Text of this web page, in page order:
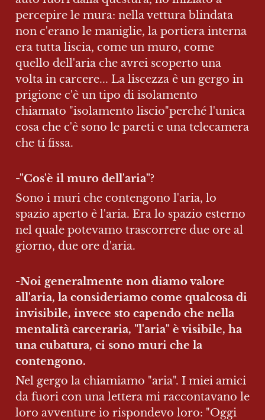
percepire le mura: nella vettura blindata
non c'erano le maniglie, la portiera interna
era tutta liscia, come un muro, come
quello dell'aria che avrei scoperto una
volta in carcere... La liscezza è un gergo in
prigione c'è un tipo di isolamento
chiamato "isolamento liscio"perché l'unica
cosa che c'è sono le pareti e una telecamera
che ti fissa.
-"Cos'è il muro dell'aria"?
Sono i muri che contengono l'aria, lo
spazio aperto è l'aria. Era lo spazio esterno
nel quale potevamo trascorrere due ore al
giorno, due ore d'aria.
-Noi generalmente non diamo valore
all'aria, la consideriamo come qualcosa di
invisibile, invece sto capendo che nella
mentalità carceraria, "l'aria" è visibile, ha
una cubatura, ci sono muri che la
contengono.
Nel gergo la chiamiamo "aria". I miei amici
da fuori con una lettera mi raccontavano le
loro avventure io rispondevo loro: "Oggi